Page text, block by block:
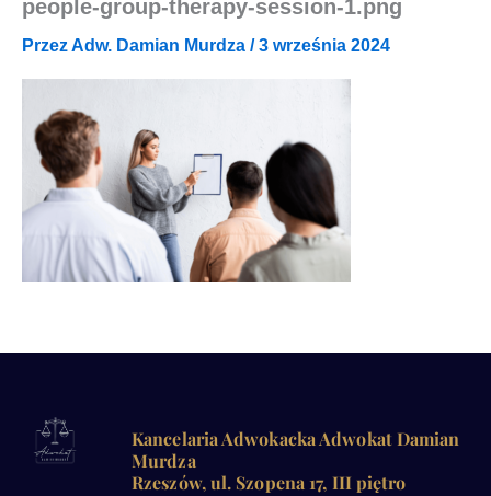
people-group-therapy-session‑1.png
PrzezAdw. Damian Murdza /3 września 2024
Kancelaria Adwokacka Adwokat Damian
Murdza
Rzeszów, ul. Szopena 17, III piętro